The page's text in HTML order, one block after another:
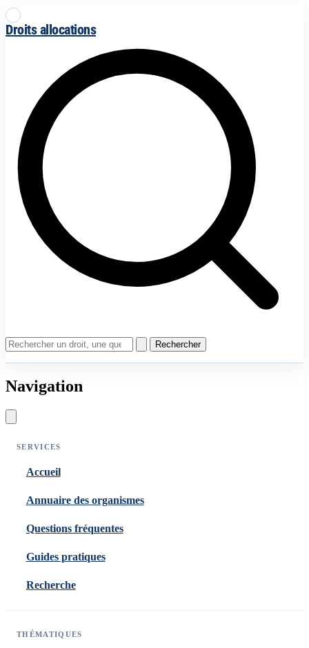
Droits allocations
Rechercher
Navigation
SERVICES
Accueil
Annuaire des organismes
Questions fréquentes
Guides pratiques
Recherche
THÉMATIQUES